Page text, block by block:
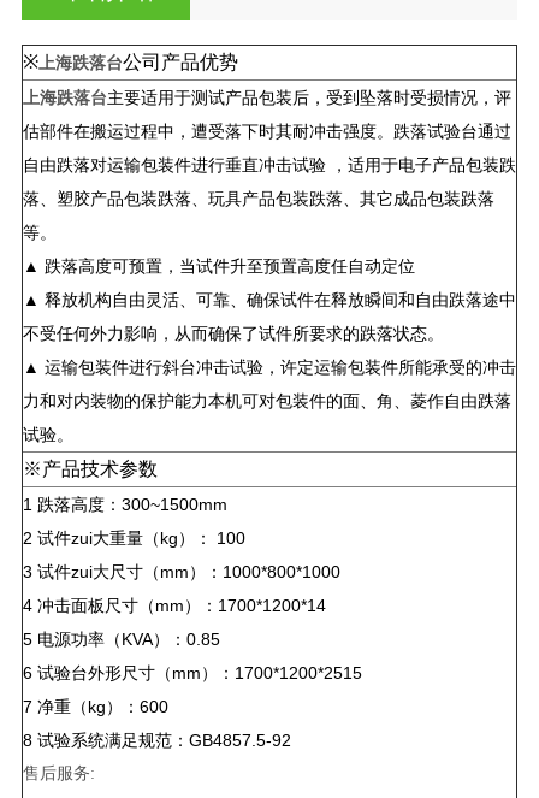
※上海跌落台公司产品优势
上海跌落台主要适用于测试产品包装后，受到坠落时受损情况，评
估部件在搬运过程中，遭受落下时其耐冲击强度。跌落试验台通过
自由跌落对运输包装件进行垂直冲击试验 ，适用于电子产品包装跌
落、塑胶产品包装跌落、玩具产品包装跌落、其它成品包装跌落
等。
▲ 跌落高度可预置，当试件升至预置高度任自动定位
▲ 释放机构自由灵活、可靠、确保试件在释放瞬间和自由跌落途中
不受任何外力影响，从而确保了试件所要求的跌落状态。
▲ 运输包装件进行斜台冲击试验，许定运输包装件所能承受的冲击
力和对内装物的保护能力本机可对包装件的面、角、菱作自由跌落
试验。
※产品技术参数
1 跌落高度：300~1500mm
2 试件zui大重量（kg）： 100
3 试件zui大尺寸（mm）：1000*800*1000
4 冲击面板尺寸（mm）：1700*1200*14
5 电源功率（KVA）：0.85
6 试验台外形尺寸（mm）：1700*1200*2515
7 净重（kg）：600
8 试验系统满足规范：GB4857.5-92
售后服务: